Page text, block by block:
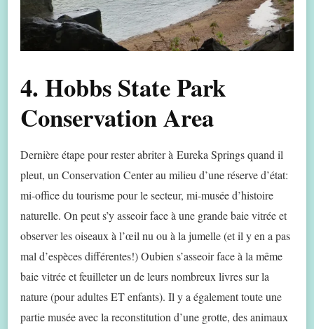
4. Hobbs State Park
Conservation Area
Dernière étape pour rester abriter à Eureka Springs quand il
pleut, un Conservation Center au milieu d’une réserve d’état:
mi-office du tourisme pour le secteur, mi-musée d’histoire
naturelle. On peut s’y asseoir face à une grande baie vitrée et
observer les oiseaux à l’œil nu ou à la jumelle (et il y en a pas
mal d’espèces différentes!) Oubien s’asseoir face à la même
baie vitrée et feuilleter un de leurs nombreux livres sur la
nature (pour adultes ET enfants). Il y a également toute une
partie musée avec la reconstitution d’une grotte, des animaux